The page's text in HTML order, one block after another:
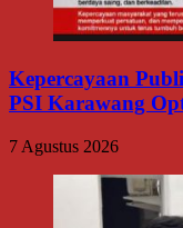
Kepercayaan
PSI Karawang
7 Agustus 2026